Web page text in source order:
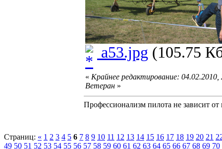
a53.jpg (105.75
« Крайнее редактирование:
Ветеран »
Профессионализм пилота не зависит
Страниц: « 1 2 3 4 5 6 7 8 9 10 11 12 13 14 15 16 17 18 19 20 21
49 50 51 52 53 54 55 56 57 58 59 60 61 62 63 64 65 66 67 68 69 70